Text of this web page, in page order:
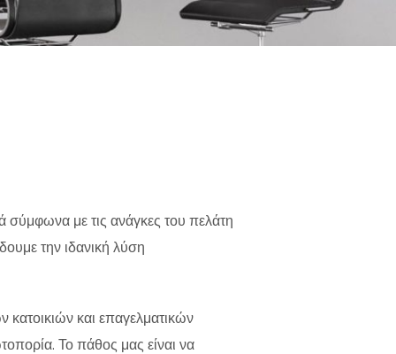
σύμφωνα με τις ανάγκες του πελάτη
την ιδανική λύση
και επαγελματικών
Το πάθος μας είναι να